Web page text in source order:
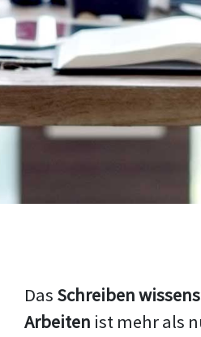
Das Schreiben
Arbeiten ist mehr als